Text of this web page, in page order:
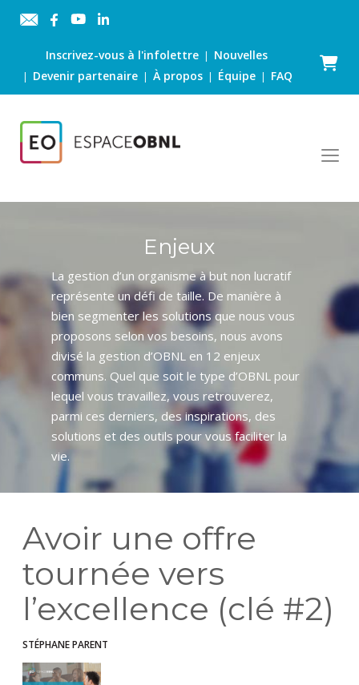
Inscrivez-vous à l'infolettre| Nouvelles
| Devenir partenaire |À propos | Équipe | FAQ
Panier
Enjeux
La gestion d’un organisme à but non lucratif
représente un défi de taille. De manière à
bien segmenter les solutions que nous vous
proposons selon vos besoins, nous avons
divisé la gestion d’OBNL en 12 enjeux
communs. Quel que soit le type d’OBNL pour
lequel vous travaillez, vous retrouverez,
parmi ces derniers, des inspirations, des
solutions et des outils pour vous faciliter la
vie.
Avoir une offre
tournée vers
l’excellence (clé #2)
STÉPHANE PARENT